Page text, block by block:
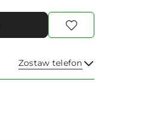
Zostaw telefon
Wyślij